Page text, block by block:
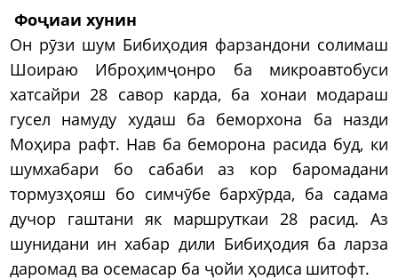
Фоҷиаи хунин
Он рӯзи шум Бибиҳодия фарзандони солимаш
Шоираю Иброҳимҷонро ба микроавтобуси
хатсайри 28 савор карда, ба хонаи модараш
гусел намуду худаш ба беморхона ба назди
Моҳира рафт. Нав ба беморона расида буд, ки
шумхабари бо сабаби аз кор баромадани
тормузҳояш бо симчӯбе бархӯрда, ба садама
дучор гаштани як маршруткаи 28 расид. Аз
шунидани ин хабар дили Бибиҳодия ба ларза
даромад ва осемасар ба ҷойи ҳодиса шитофт.